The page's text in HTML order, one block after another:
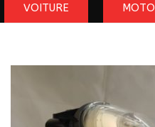
VOITURE MOTO